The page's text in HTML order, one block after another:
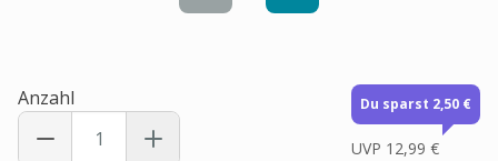
Anzahl Du sparst 2,50 €
UVP 12,99 €